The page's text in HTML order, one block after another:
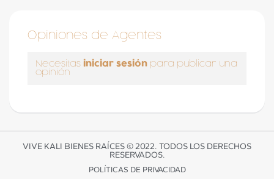
Opiniones de Agentes
Necesitas iniciar sesión para publicar una
opinión
VIVE KALI BIENES RAÍCES © 2022. TODOS LOS DERECHOS
RESERVADOS.
POLÍTICAS DE PRIVACIDAD